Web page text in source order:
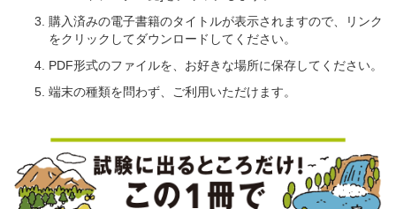
購入済みの電子書籍のタイトルが表示されますので、リンク
をクリックしてダウンロードしてください。
PDF形式のファイルを、お好きな場所に保存してください。
端末の種類を問わず、ご利用いただけます。